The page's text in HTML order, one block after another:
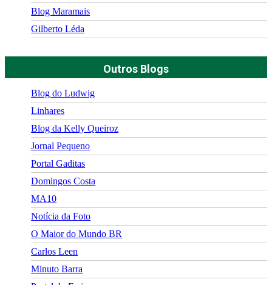
Blog Maramais
Gilberto Léda
Outros Blogs
Blog do Ludwig
Linhares
Blog da Kelly Queiroz
Jornal Pequeno
Portal Gaditas
Domingos Costa
MA10
Notícia da Foto
O Maior do Mundo BR
Carlos Leen
Minuto Barra